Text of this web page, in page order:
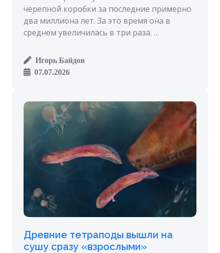
черепной коробки за последние примерно
два миллиона лет. За это время она в
среднем увеличилась в три раза. …
Игорь Байдов
07.07.2026
Древние тетраподы вышли на
сушу сразу «взрослыми»